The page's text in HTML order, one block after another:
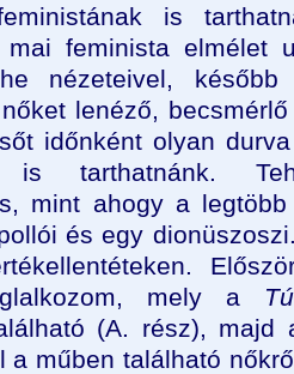
is
feminista elmélet
nézeteivel,
lenéző,
időnként olyan
is tarthatnánk.
mint ahogy a
és egy
mely a
(A. rész), majd
a műben található